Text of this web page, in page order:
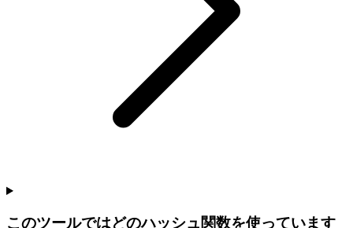
このツールではどのハッシュ関数を使っています